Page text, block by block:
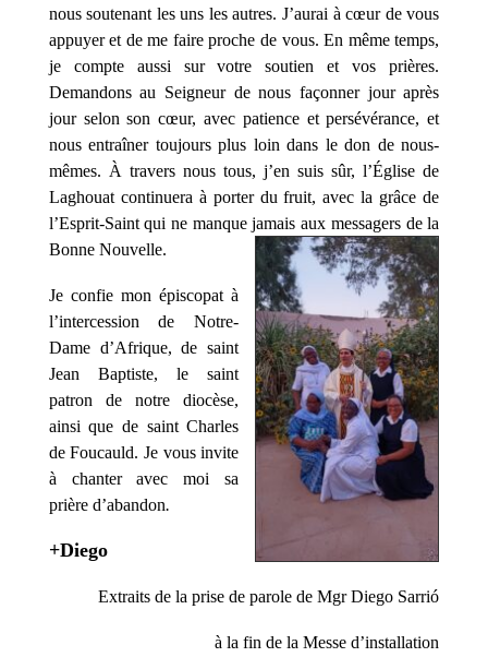
nous soutenant les uns les autres. J’aurai à cœur de vous
appuyer et de me faire proche de vous. En même temps,
je compte aussi sur votre soutien et vos prières.
Demandons au Seigneur de nous façonner jour après
jour selon son cœur, avec patience et persévérance, et
nous entraîner toujours plus loin dans le don de nous-
mêmes. À travers nous tous, j’en suis sûr, l’Église de
Laghouat continuera à porter du fruit, avec la grâce de
l’Esprit-Saint qui ne manque jamais aux messagers de la
Bonne Nouvelle.
Je confie mon épiscopat à
l’intercession de Notre-
Dame d’Afrique, de saint
Jean Baptiste, le saint
patron de notre diocèse,
ainsi que de saint Charles
de Foucauld. Je vous invite
à chanter avec moi sa
prière d’abandon.
+Diego
Extraits de la prise de parole de Mgr Diego Sarrió
à la fin de la Messe d’installation